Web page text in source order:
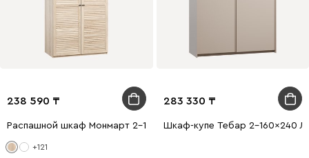
238 590
Распашной шкаф Монмарт 2-100x240 Дуб Сонома
+121
283 330
Шкаф-купе Тебар 2-160x240